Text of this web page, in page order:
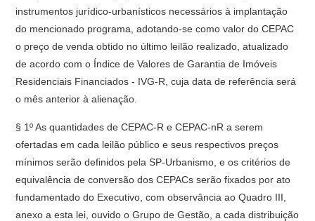
instrumentos jurídico-urbanísticos necessários à implantação
do mencionado programa, adotando-se como valor do CEPAC
o preço de venda obtido no último leilão realizado, atualizado
de acordo com o Índice de Valores de Garantia de Imóveis
Residenciais Financiados - IVG-R, cuja data de referência será
o mês anterior à alienação.
§ 1º As quantidades de CEPAC-R e CEPAC-nR a serem
ofertadas em cada leilão público e seus respectivos preços
mínimos serão definidos pela SP-Urbanismo, e os critérios de
equivalência de conversão dos CEPACs serão fixados por ato
fundamentado do Executivo, com observância ao Quadro III,
anexo a esta lei, ouvido o Grupo de Gestão, a cada distribuição